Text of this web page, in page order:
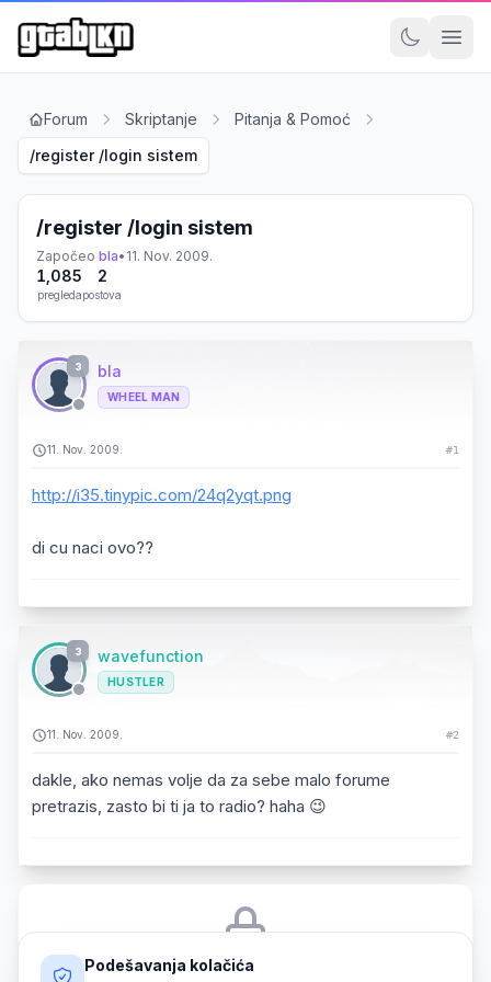
Forum Skriptanje
Pitanja & Pomoć
/register /login sistem
/register /login sistem
Započeo bla• 11. Nov. 2009.
1,085
pregleda
2
postova
3 bla
WHEEL MAN
11. Nov. 2009. #1
http://i35.tinypic.com/24q2yqt.png
di cu naci ovo??
3 wavefunction
HUSTLER
11. Nov. 2009. #2
dakle, ako nemas volje da za sebe malo forume
pretrazis, zasto bi ti ja to radio? haha 😉
Morate biti prijavljeni da biste odgovorili na ovu temu.
Podešavanja kolačića